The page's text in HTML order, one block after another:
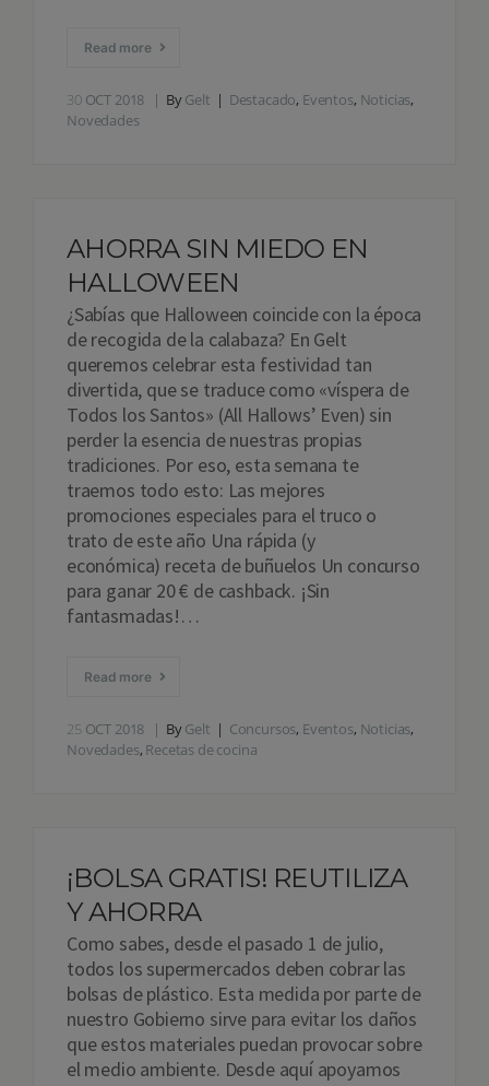
Read more
30 OCT 2018 ByGelt Destacado, Eventos, Noticias,
Novedades
AHORRA SIN MIEDO EN
HALLOWEEN
¿Sabías que Halloween coincide con la época
de recogida de la calabaza? En Gelt
queremos celebrar esta festividad tan
divertida, que se traduce como «víspera de
Todos los Santos» (All Hallows’ Even) sin
perder la esencia de nuestras propias
tradiciones. Por eso, esta semana te
traemos todo esto: Las mejores
promociones especiales para el truco o
trato de este año Una rápida (y
económica) receta de buñuelos Un concurso
para ganar 20 € de cashback. ¡Sin
fantasmadas!…
Read more
25 OCT 2018 ByGelt Concursos, Eventos, Noticias,
Novedades, Recetas de cocina
¡BOLSA GRATIS! REUTILIZA
Y AHORRA
Como sabes, desde el pasado 1 de julio,
todos los supermercados deben cobrar las
bolsas de plástico. Esta medida por parte de
nuestro Gobierno sirve para evitar los daños
que estos materiales puedan provocar sobre
el medio ambiente. Desde aquí apoyamos